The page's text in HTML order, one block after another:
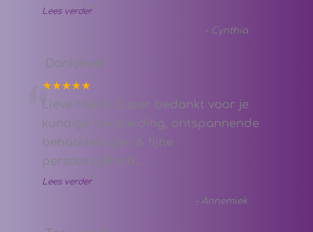
Lees verder”
- Cynthia
Dankjewel
★★★★★
“Lieve Heidi, Super bedankt voor je
kundige begeleiding, ontspannende
behandelingen & fijne
persoonlijkheid....
Lees verder”
- Annemiek